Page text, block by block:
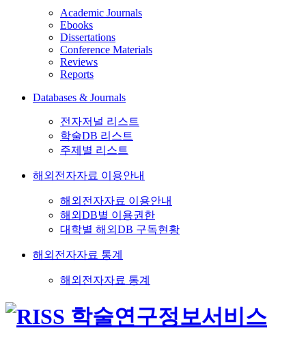
Academic Journals
Ebooks
Dissertations
Conference Materials
Reviews
Reports
Databases & Journals
전자저널 리스트
학술DB 리스트
주제별 리스트
해외전자자료 이용안내
해외전자자료 이용안내
해외DB별 이용권한
대학별 해외DB 구독현황
해외전자자료 통계
해외전자자료 통계